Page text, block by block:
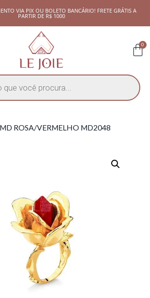
VIA PIX OU BOLETO BANCÁRIO! FRETE GRÁTIS A
PARTIR DE R$ 1000
0
ROSA/VERMELHO MD2048